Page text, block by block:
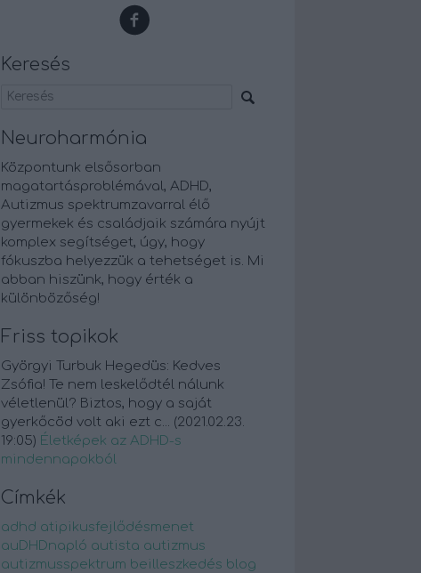
Keresés
Neuroharmónia
Központunk elsősorban
magatartásproblémával, ADHD,
Autizmus spektrumzavarral élő
gyermekek és családjaik számára nyújt
komplex segítséget, úgy, hogy
fókuszba helyezzük a tehetséget is. Mi
abban hiszünk, hogy érték a
különbözőség!
Friss topikok
Györgyi Turbuk Hegedüs: Kedves
Zsófia! Te nem leskelődtél nálunk
véletlenül? Biztos, hogy a saját
gyerkőcöd volt aki ezt c... (2021.02.23.
19:05) Életképek az ADHD-s
mindennapokból
Címkék
adhd atipikusfejlődésmenet
auDHDnapló autista autizmus
autizmusspektrum beilleszkedés blog